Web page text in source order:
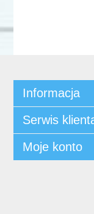
Informacja
Serwis
Moje konto